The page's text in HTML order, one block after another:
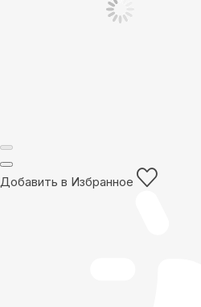
Добавить в Избранное